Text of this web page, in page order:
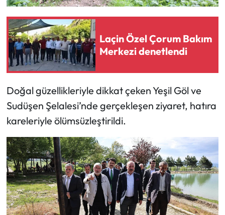
Laçin Özel Çorum Bakım
Merkezi denetlendi
Doğal güzellikleriyle dikkat çeken Yeşil Göl ve
Sudüşen Şelalesi’nde gerçekleşen ziyaret, hatıra
kareleriyle ölümsüzleştirildi.
Yemek Tarifleri
Yerel Haberler